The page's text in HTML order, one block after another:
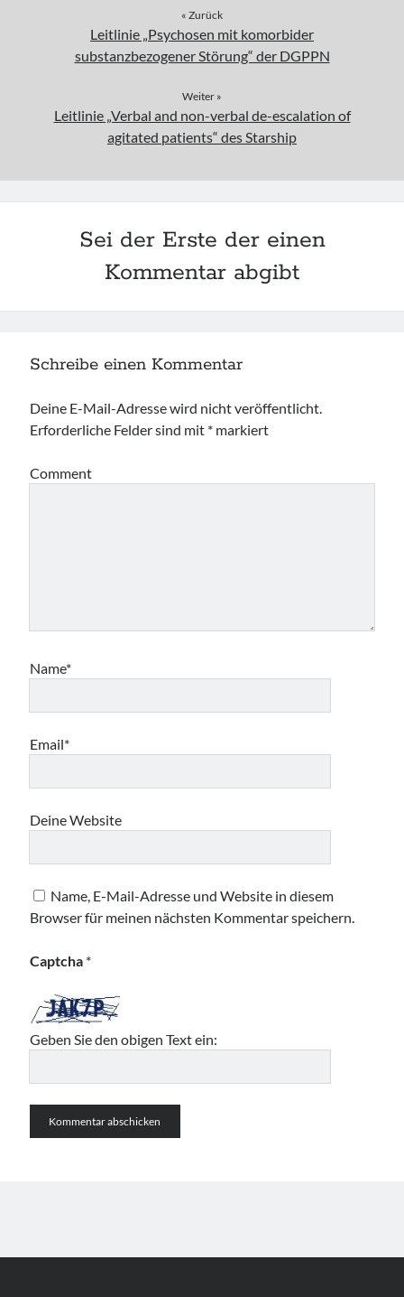
« Zurück
Leitlinie „Psychosen mit komorbider
substanzbezogener Störung“ der DGPPN
Weiter »
Leitlinie „Verbal and non-verbal de-escalation of
agitated patients“ des Starship
Sei der Erste der einen
Kommentar abgibt
Schreibe einen Kommentar
Deine E-Mail-Adresse wird nicht veröffentlicht.
Erforderliche Felder sind mit * markiert
Comment
Name*
Email*
Deine Website
Name, E-Mail-Adresse und Website in diesem
Browser für meinen nächsten Kommentar speichern.
Captcha *
Geben Sie den obigen Text ein: